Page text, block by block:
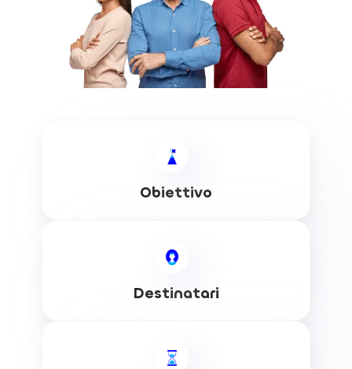
Obiettivo
Destinatari